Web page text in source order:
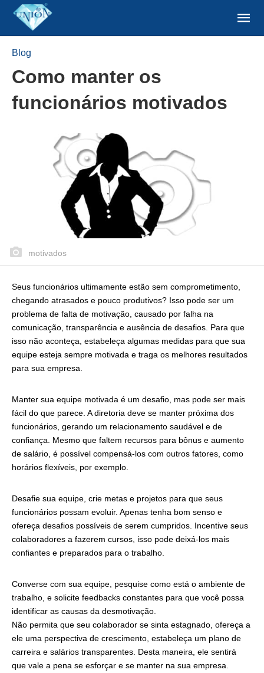
Blog
Como manter os
funcionários motivados
motivados
Seus funcionários ultimamente estão sem comprometimento,
chegando atrasados e pouco produtivos? Isso pode ser um
problema de falta de motivação, causado por falha na
comunicação, transparência e ausência de desafios. Para que
isso não aconteça, estabeleça algumas medidas para que sua
equipe esteja sempre motivada e traga os melhores resultados
para sua empresa.
Manter sua equipe motivada é um desafio, mas pode ser mais
fácil do que parece. A diretoria deve se manter próxima dos
funcionários, gerando um relacionamento saudável e de
confiança. Mesmo que faltem recursos para bônus e aumento
de salário, é possível compensá-los com outros fatores, como
horários flexíveis, por exemplo.
Desafie sua equipe, crie metas e projetos para que seus
funcionários possam evoluir. Apenas tenha bom senso e
ofereça desafios possíveis de serem cumpridos. Incentive seus
colaboradores a fazerem cursos, isso pode deixá-los mais
confiantes e preparados para o trabalho.
Converse com sua equipe, pesquise como está o ambiente de
trabalho, e solicite feedbacks constantes para que você possa
identificar as causas da desmotivação.
Não permita que seu colaborador se sinta estagnado, ofereça a
ele uma perspectiva de crescimento, estabeleça um plano de
carreira e salários transparentes. Desta maneira, ele sentirá
que vale a pena se esforçar e se manter na sua empresa.